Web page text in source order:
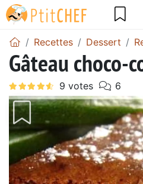
Recettes Dessert
Gâteau choco-